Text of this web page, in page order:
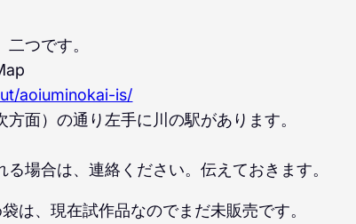
つです。
aoiuminokai-is/
面）の通り左手に川の駅があります。
場合は、連絡ください。伝えておきます。
は、現在試作品なのでまだ未販売です。